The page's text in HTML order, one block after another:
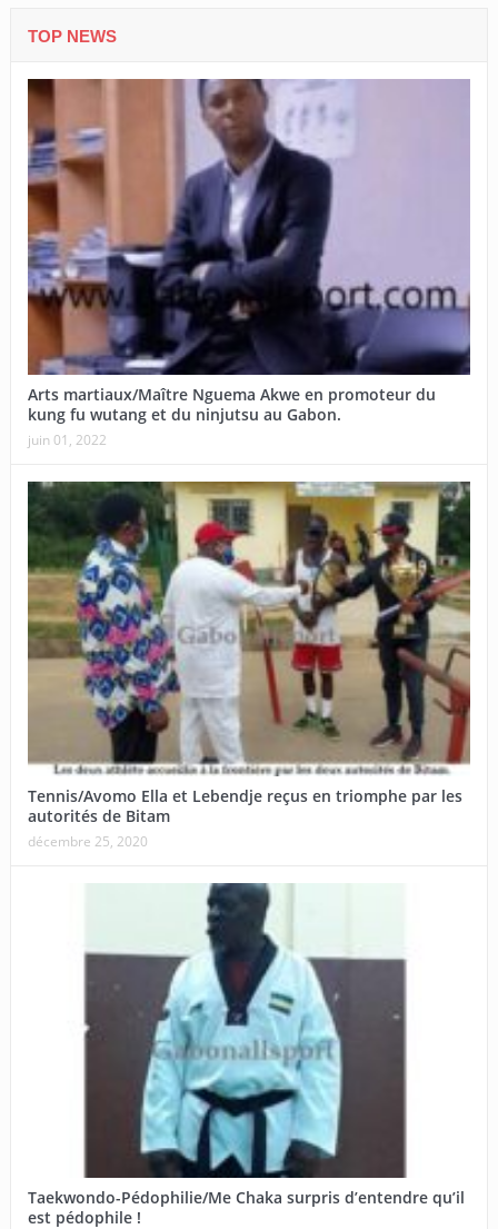
TOP NEWS
Arts martiaux/Maître Nguema Akwe en promoteur du
kung fu wutang et du ninjutsu au Gabon.
juin 01, 2022
Tennis/Avomo Ella et Lebendje reçus en triomphe par les
autorités de Bitam
décembre 25, 2020
Taekwondo-Pédophilie/Me Chaka surpris d’entendre qu’il
est pédophile !